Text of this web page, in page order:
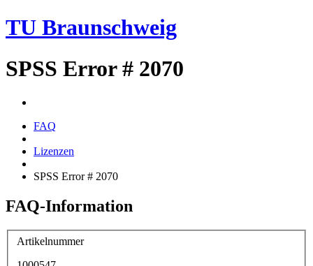
TU Braunschweig
SPSS Error # 2070
FAQ
Lizenzen
SPSS Error # 2070
FAQ-Information
Artikelnummer